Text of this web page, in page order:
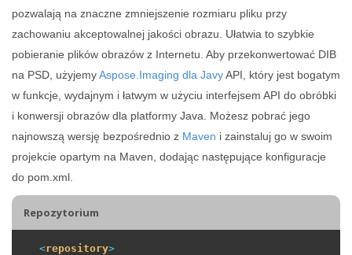
pozwalają na znaczne zmniejszenie rozmiaru pliku przy
zachowaniu akceptowalnej jakości obrazu. Ułatwia to szybkie
pobieranie plików obrazów z Internetu. Aby przekonwertować DIB
na PSD, użyjemyAspose.Imaging dla JavyAPI, który jest bogatym
w funkcje, wydajnym i łatwym w użyciu interfejsem API do obróbki
i konwersji obrazów dla platformy Java. Możesz pobrać jego
najnowszą wersję bezpośrednio z Maven i zainstaluj go w swoim
projekcie opartym na Maven, dodając następujące konfiguracje
do pom.xml.
Repozytorium
<repository>